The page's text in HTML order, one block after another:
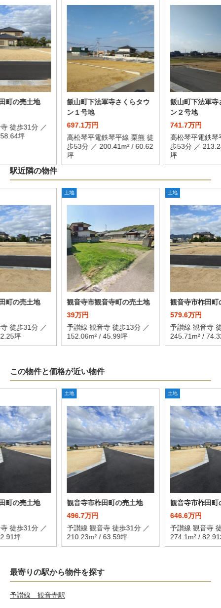
町の売土地
徒歩31分 ／
坪
飯山町下法軍寺さくらタウ
ン１号地
697.1万円
高松琴平電鉄琴平線 栗熊 徒
歩53分 ／ 200.41m² / 60.62
坪
飯山町下法軍寺
ン２号地
741.7万円
高松琴平電鉄琴
歩53分 ／
坪
駅近隣の物件
町の売土地
徒歩31分 ／
坪
土地
観音寺市観音寺町の売土地
39万円
予讃線 観音寺 徒歩13分 ／
152.06m² / 45.99坪
土地
観音寺市柞田町
579.6万円
予讃線 観音寺
245.71m² /
この物件と価格が近い物件
町の売土地
徒歩31分 ／
坪
土地
観音寺市柞田町の売土地
496.7万円
予讃線 観音寺 徒歩31分 ／
210.23m² / 63.59坪
土地
観音寺市柞田町
646.6万円
予讃線 観音寺
274.1m² / 82.91
最寄りの駅から物件を探す
予讃線 観音寺駅